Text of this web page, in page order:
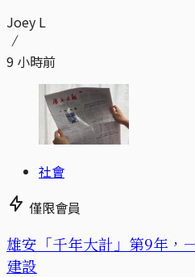
Joey L
9 小時前
社會
僅限會員
雄安「千年大計」第9年，
建設